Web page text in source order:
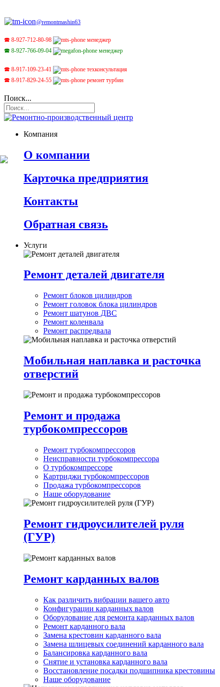
@remontmashin63
🕿 8-927-712-80-98
менеджер
🕿 8-927-766-09-04
менеджер
🕿 8-917-109-23-41
техконсультация
🕿 8-917-829-24-55
ремонт турбин
Поиск...
Компания
О компании
Карточка предприятия
Контакты
Обратная связь
Услуги
Ремонт деталей двигателя
Ремонт блоков цилиндров
Ремонт головок блока цилиндров
Ремонт шатунов ДВС
Ремонт коленвала
Ремонт распредвала
Мобильная наплавка и расточка
отверстий
Ремонт и продажа
турбокомпрессоров
Ремонт турбокомпрессоров
Неисправности турбокомпрессора
О турбокомпрессоре
Картриджи турбокомпрессоров
Продажа турбокомпрессоров
Наше оборудование
Ремонт гидроусилителей руля
(ГУР)
Ремонт карданных валов
Как различить вибрации вашего авто
Конфигурации карданных валов
Оборудование для ремонта карданных валов
Ремонт карданного вала
Замена крестовин карданного вала
Замена шлицевых соединений карданного вала
Балансировка карданного вала
Снятие и установка карданного вала
Восстановление посадки подшипника крестовины
Наше оборудование